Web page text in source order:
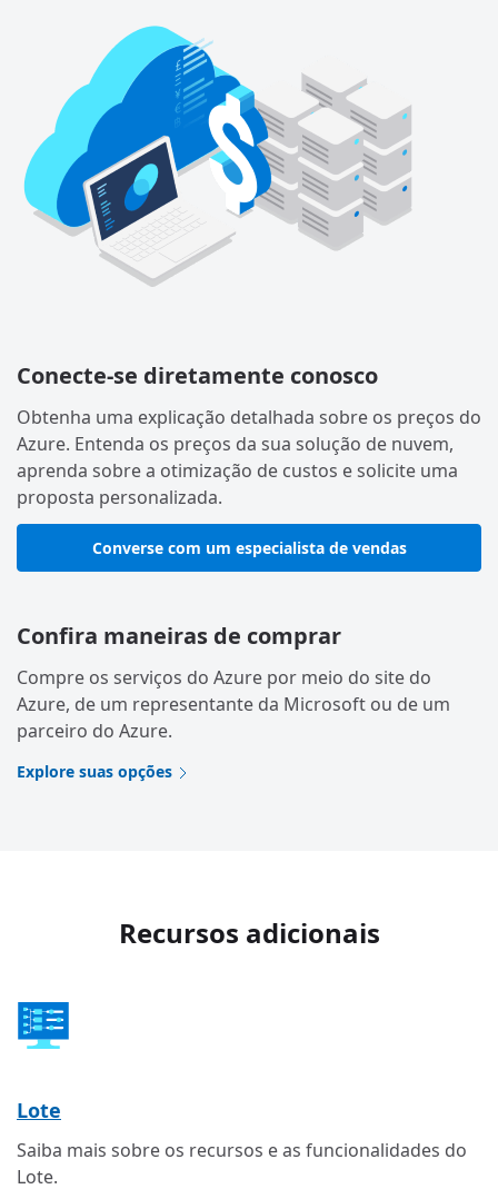
Conecte-se diretamente conosco
Obtenha uma explicação detalhada sobre os preços do
Azure. Entenda os preços da sua solução de nuvem,
aprenda sobre a otimização de custos e solicite uma
proposta personalizada.
Converse com um especialista de vendas
Confira maneiras de comprar
Compre os serviços do Azure por meio do site do
Azure, de um representante da Microsoft ou de um
parceiro do Azure.
Explore suas opções
Recursos adicionais
Lote
Saiba mais sobre os recursos e as funcionalidades do
Lote.